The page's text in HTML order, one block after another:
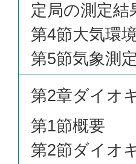
定局の測定結
第4節大気環
第5節気象測
第2章ダイオ
第1節概要
第2節ダイオ